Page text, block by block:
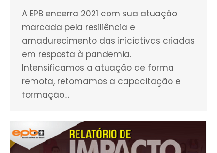
A EPB encerra 2021 com sua atuação
marcada pela resiliência e
amadurecimento das iniciativas criadas
em resposta à pandemia.
Intensificamos a atuação de forma
remota, retomamos a capacitação e
formação…